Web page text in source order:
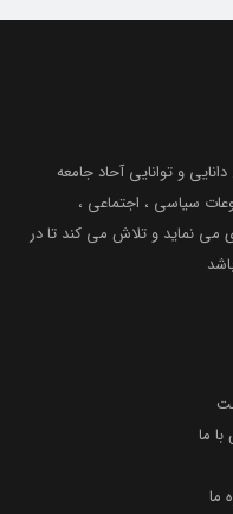
و توانایی آحاد جامعه
سیاسی ، اجتماعی ،
می نماید و تلاش می کند تا در
ما
ما